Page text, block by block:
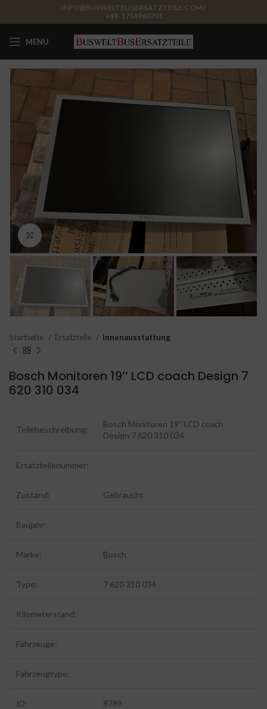
INFO@BUSWELTBUSERSATZTEILE.COM |
+49-1714960701
MENU
Click to enlarge
Startseite Ersatzteile Innenausstattung
Bosch Monitoren 19’’ LCD coach Design 7
620 310 034
Teilebeschreibung:
Bosch Monitoren 19’’ LCD coach
Design 7 620 310 034
Ersatzteilenummer:
Zustand: Gebraucht
Baujahr:
Marke: Bosch
Type: 7 620 310 034
Kilometerstand:
Fahrzeuge:
Fahrzeugtype:
ID: 8789